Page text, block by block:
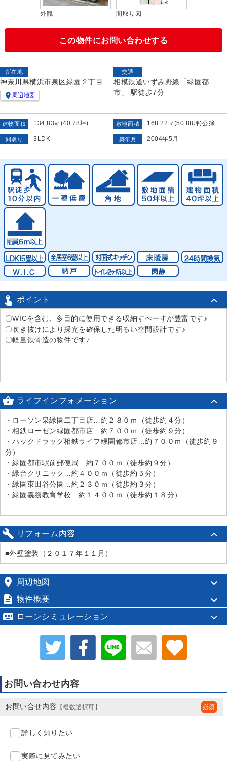
外観 間取り図
この物件にお問い合わせする
所在地
神奈川県横浜市泉区緑園２丁目
 周辺地図
交通
相模鉄道いずみ野線「緑園都
市」 駅徒歩7分
建物面積 134.83㎡(40.78坪) 敷地面積 168.22㎡(50.88坪)公簿
間取り 3LDK 築年月 2004年5月
 ポイント
〇WICを含む、多目的に使用できる収納すぺーすが豊富です♪
〇吹き抜けにより採光を確保した明るい空間設計です♪
〇軽量鉄骨造の物件です♪
 ライフインフォメーション
・ローソン泉緑園二丁目店…約２８０ｍ（徒歩約４分）
・相鉄ローゼン緑園都市店…約７００ｍ（徒歩約９分）
・ハックドラッグ相鉄ライフ緑園都市店…約７００ｍ（徒歩約９
分）
・緑園都市駅前郵便局…約７００ｍ（徒歩約９分）
・緑台クリニック…約４００ｍ（徒歩約５分）
・緑園東田谷公園…約２３０ｍ（徒歩約３分）
・緑園義務教育学校…約１４００ｍ（徒歩約１８分）
 リフォーム内容
■外壁塗装（２０１７年１１月）
 周辺地図
 物件概要
 ローンシミュレーション
お問い合わせ内容
お問い合せ内容 【複数選択可】
詳しく知りたい
実際に見てみたい